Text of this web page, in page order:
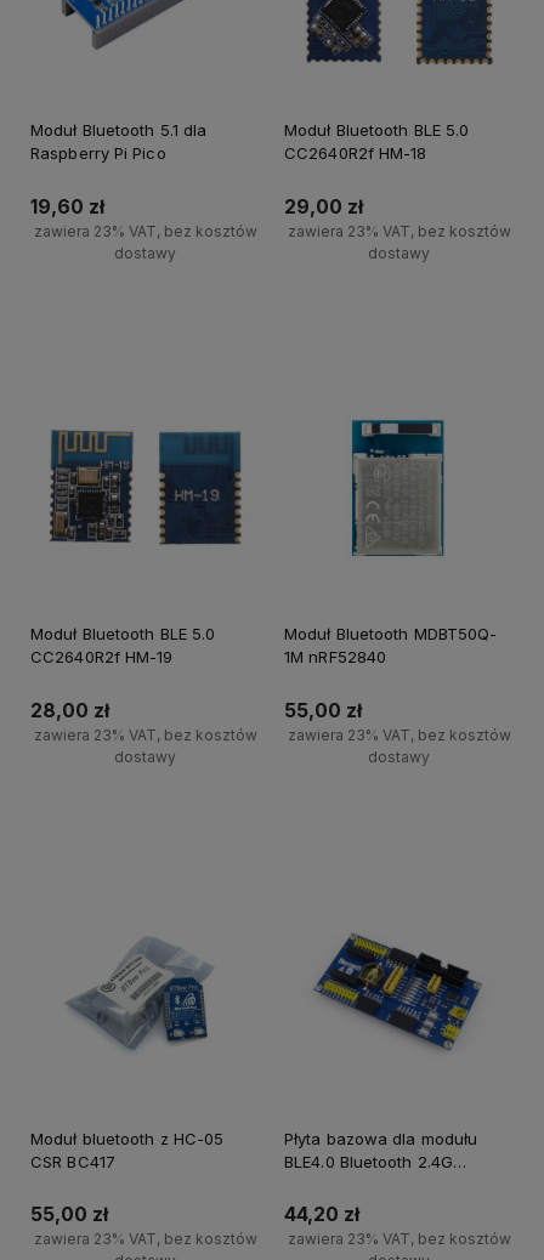
Moduł Bluetooth 5.1 dla
Raspberry Pi Pico
19,60 zł
zawiera 23% VAT, bez kosztów
dostawy
Moduł Bluetooth BLE 5.0
CC2640R2f HM-18
29,00 zł
zawiera 23% VAT, bez kosztów
dostawy
Moduł Bluetooth BLE 5.0
CC2640R2f HM-19
28,00 zł
zawiera 23% VAT, bez kosztów
dostawy
Moduł Bluetooth MDBT50Q-
1M nRF52840
55,00 zł
zawiera 23% VAT, bez kosztów
dostawy
Moduł bluetooth z HC-05
CSR BC417
55,00 zł
zawiera 23% VAT, bez kosztów
Płyta bazowa dla modułu
BLE4.0 Bluetooth 2.4G
44,20 zł
zawiera 23% VAT, bez kosztów